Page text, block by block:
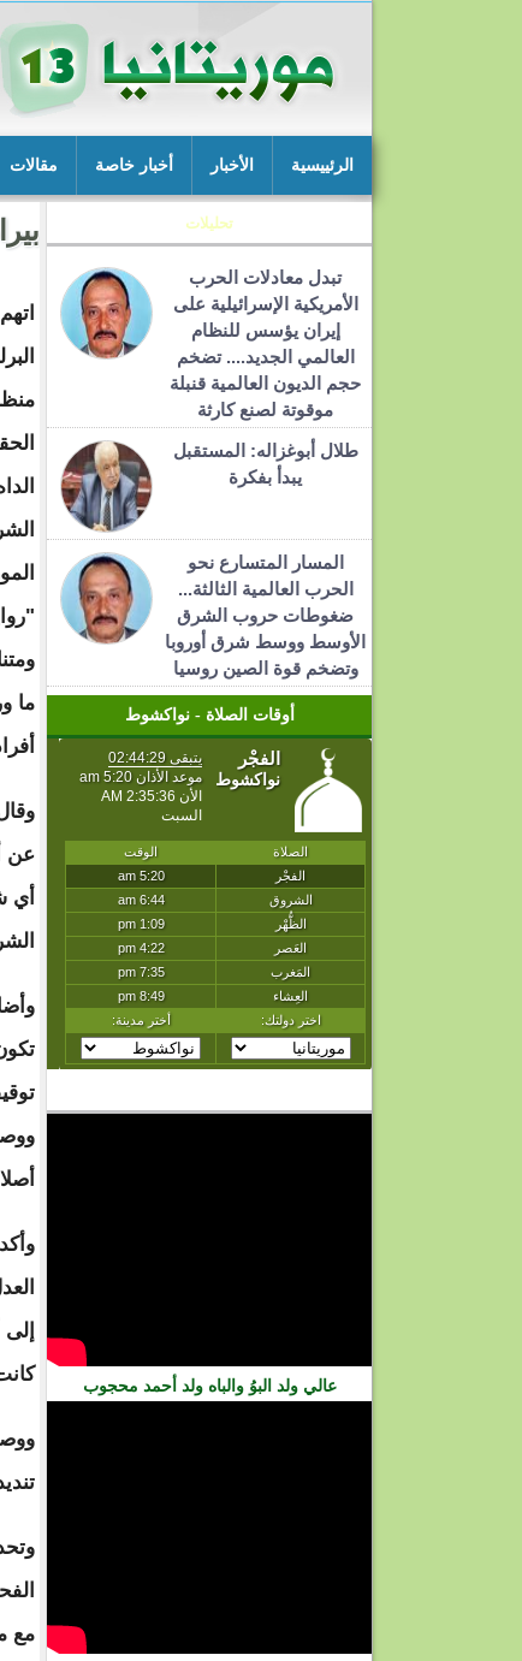
الرئييسية الأخبار أخبار خاصة مقالات
تحليلات
تبدل معادلات الحرب
الأمريكية الإسرائيلية على
إيران يؤسس للنظام
العالمي الجديد.... تضخم
حجم الديون العالمية قنبلة
موقوتة لصنع كارثة
طلال أبوغزاله: المستقبل
يبدأ بفكرة
المسار المتسارع نحو
الحرب العالمية الثالثة...
ضغوطات حروب الشرق
الأوسط ووسط شرق أوروبا
وتضخم قوة الصين روسيا
أوقات الصلاة - نواكشوط
عالي ولد البوُ والباه ولد أحمد محجوب
ما
عن
أي
مع